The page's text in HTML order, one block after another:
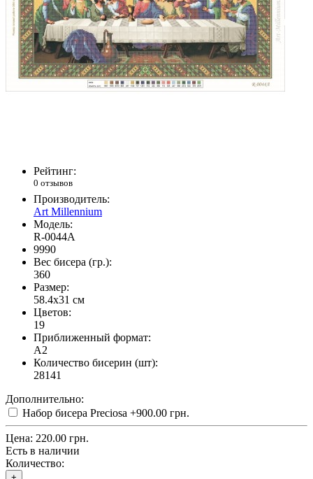
Рейтинг:
0 отзывов
Производитель:
Art Millennium
Модель:
R-0044A
9990
Вес бисера (гр.):
360
Размер:
58.4x31 см
Цветов:
19
Приближенный формат:
A2
Количество бисерин (шт):
28141
Дополнительно:
Набор бисера Preciosa +900.00 грн.
Цена: 220.00 грн.
Есть в наличии
Количество: